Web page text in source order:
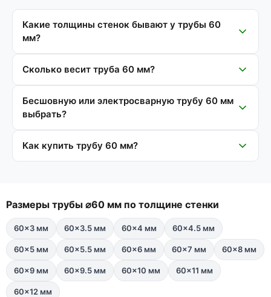
Какие толщины стенок бывают у трубы 60
мм?
Сколько весит труба 60 мм?
Бесшовную или электросварную трубу 60 мм
выбрать?
Как купить трубу 60 мм?
Размеры трубы ⌀60 мм по толщине стенки
60×3 мм 60×3.5 мм 60×4 мм 60×4.5 мм
60×5 мм 60×5.5 мм 60×6 мм 60×7 мм 60×8 мм
60×9 мм 60×9.5 мм 60×10 мм 60×11 мм
60×12 мм